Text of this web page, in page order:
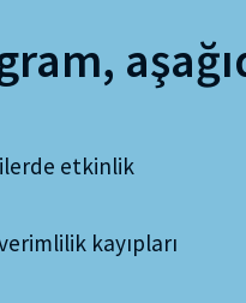
etkinlik
kayıpları